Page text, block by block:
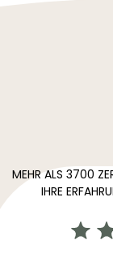
MEHR ALS 3700
IHRE